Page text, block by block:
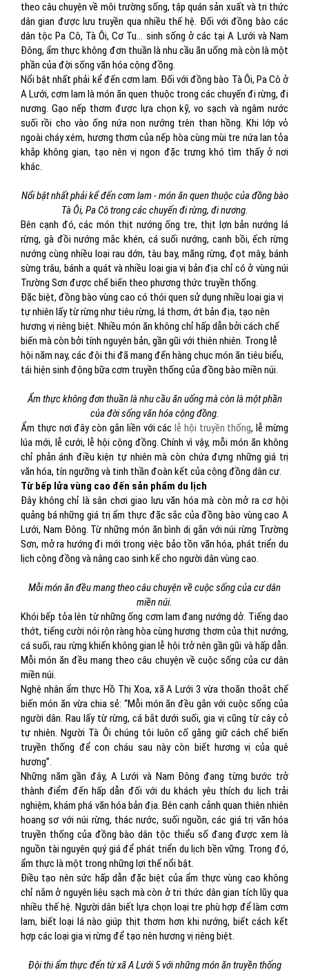
theo câu chuyện về môi trường sống, tập quán sản xuất và tri thức
dân gian được lưu truyền qua nhiều thế hệ. Đối với đồng bào các
dân tộc Pa Cô, Tà Ôi, Cơ Tu… sinh sống ở các tại A Lưới và Nam
Đông, ẩm thực không đơn thuần là nhu cầu ăn uống mà còn là một
phần của đời sống văn hóa cộng đồng.
Nổi bật nhất phải kể đến cơm lam. Đối với đồng bào Tà Ôi, Pa Cô ở
A Lưới, cơm lam là món ăn quen thuộc trong các chuyến đi rừng, đi
nương. Gạo nếp thơm được lựa chọn kỹ, vo sạch và ngâm nước
suối rồi cho vào ống nứa non nướng trên than hồng. Khi lớp vỏ
ngoài cháy xém, hương thơm của nếp hòa cùng mùi tre nứa lan tỏa
khắp không gian, tạo nên vị ngon đặc trưng khó tìm thấy ở nơi
khác.
Nổi bật nhất phải kể đến cơm lam - món ăn quen thuộc của đồng bào
Tà Ôi, Pa Cô trong các chuyến đi rừng, đi nương.
Bên cạnh đó, các món thịt nướng ống tre, thịt lợn bản nướng lá
rừng, gà đồi nướng mắc khén, cá suối nướng, canh bồi, ếch rừng
nướng cùng nhiều loại rau dớn, tàu bay, măng rừng, đọt mây, bánh
sừng trâu, bánh a quát và nhiều loại gia vị bản địa chỉ có ở vùng núi
Trường Sơn được chế biến theo phương thức truyền thống.
Đặc biệt, đồng bào vùng cao có thói quen sử dụng nhiều loại gia vị
tự nhiên lấy từ rừng như tiêu rừng, lá thơm, ớt bản địa, tạo nên
hương vị riêng biệt. Nhiều món ăn không chỉ hấp dẫn bởi cách chế
biến mà còn bởi tính nguyên bản, gần gũi với thiên nhiên. Trong lễ
hội năm nay, các đội thi đã mang đến hàng chục món ăn tiêu biểu,
tái hiện sinh động bữa cơm truyền thống của đồng bào miền núi.
Ẩm thực không đơn thuần là nhu cầu ăn uống mà còn là một phần
của đời sống văn hóa cộng đồng.
Ẩm thực nơi đây còn gắn liền với cáclễ hội truyền thống, lễ mừng
lúa mới, lễ cưới, lễ hội cộng đồng. Chính vì vậy, mỗi món ăn không
chỉ phản ánh điều kiện tự nhiên mà còn chứa đựng những giá trị
văn hóa, tín ngưỡng và tinh thần đoàn kết của cộng đồng dân cư.
Từ bếp lửa vùng cao đến sản phẩm du lịch
Đây không chỉ là sân chơi giao lưu văn hóa mà còn mở ra cơ hội
quảng bá những giá trị ẩm thực đặc sắc của đồng bào vùng cao A
Lưới, Nam Đông. Từ những món ăn bình dị gắn với núi rừng Trường
Sơn, mở ra hướng đi mới trong việc bảo tồn văn hóa, phát triển du
lịch cộng đồng và nâng cao sinh kế cho người dân vùng cao.
Mỗi món ăn đều mang theo câu chuyện về cuộc sống của cư dân
miền núi.
Khói bếp tỏa lên từ những ống cơm lam đang nướng dở. Tiếng dao
thớt, tiếng cười nói rộn ràng hòa cùng hương thơm của thịt nướng,
cá suối, rau rừng khiến không gian lễ hội trở nên gần gũi và hấp dẫn.
Mỗi món ăn đều mang theo câu chuyện về cuộc sống của cư dân
miền núi.
Nghệ nhân ẩm thực Hồ Thị Xoa, xã A Lưới 3 vừa thoăn thoắt chế
biến món ăn vừa chia sẻ: “Mỗi món ăn đều gắn với cuộc sống của
người dân. Rau lấy từ rừng, cá bắt dưới suối, gia vị cũng từ cây cỏ
tự nhiên. Người Tà Ôi chúng tôi luôn cố gắng giữ cách chế biến
truyền thống để con cháu sau này còn biết hương vị của quê
hương”.
Những năm gần đây, A Lưới và Nam Đông đang từng bước trở
thành điểm đến hấp dẫn đối với du khách yêu thích du lịch trải
nghiệm, khám phá văn hóa bản địa. Bên cạnh cảnh quan thiên nhiên
hoang sơ với núi rừng, thác nước, suối nguồn, các giá trị văn hóa
truyền thống của đồng bào dân tộc thiểu số đang được xem là
nguồn tài nguyên quý giá để phát triển du lịch bền vững. Trong đó,
ẩm thực là một trong những lợi thế nổi bật.
Điều tạo nên sức hấp dẫn đặc biệt của ẩm thực vùng cao không
chỉ nằm ở nguyên liệu sạch mà còn ở tri thức dân gian tích lũy qua
nhiều thế hệ. Người dân biết lựa chọn loại tre phù hợp để làm cơm
lam, biết loại lá nào giúp thịt thơm hơn khi nướng, biết cách kết
hợp các loại gia vị rừng để tạo nên hương vị riêng biệt.
Đội thi ẩm thực đến từ xã A Lưới 5 với những món ăn truyền thống